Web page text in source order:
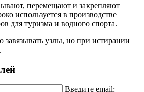
перемещают и закрепляют
используется в производстве
для туризма и водного спорта.
завязывать узлы, но при истирании
Введите email: